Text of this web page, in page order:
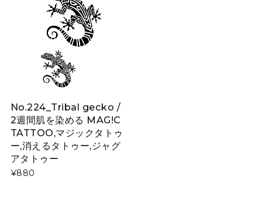
No.224_Tribal gecko /
2週間肌を染める MAG!C
TATTOO,マジックタトゥ
ー,消えるタトゥー,ジャグ
アタトゥー
¥880